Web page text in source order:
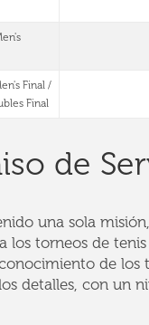
Final /
Final
de
una sola
los torneos de
de los
detalles, con un